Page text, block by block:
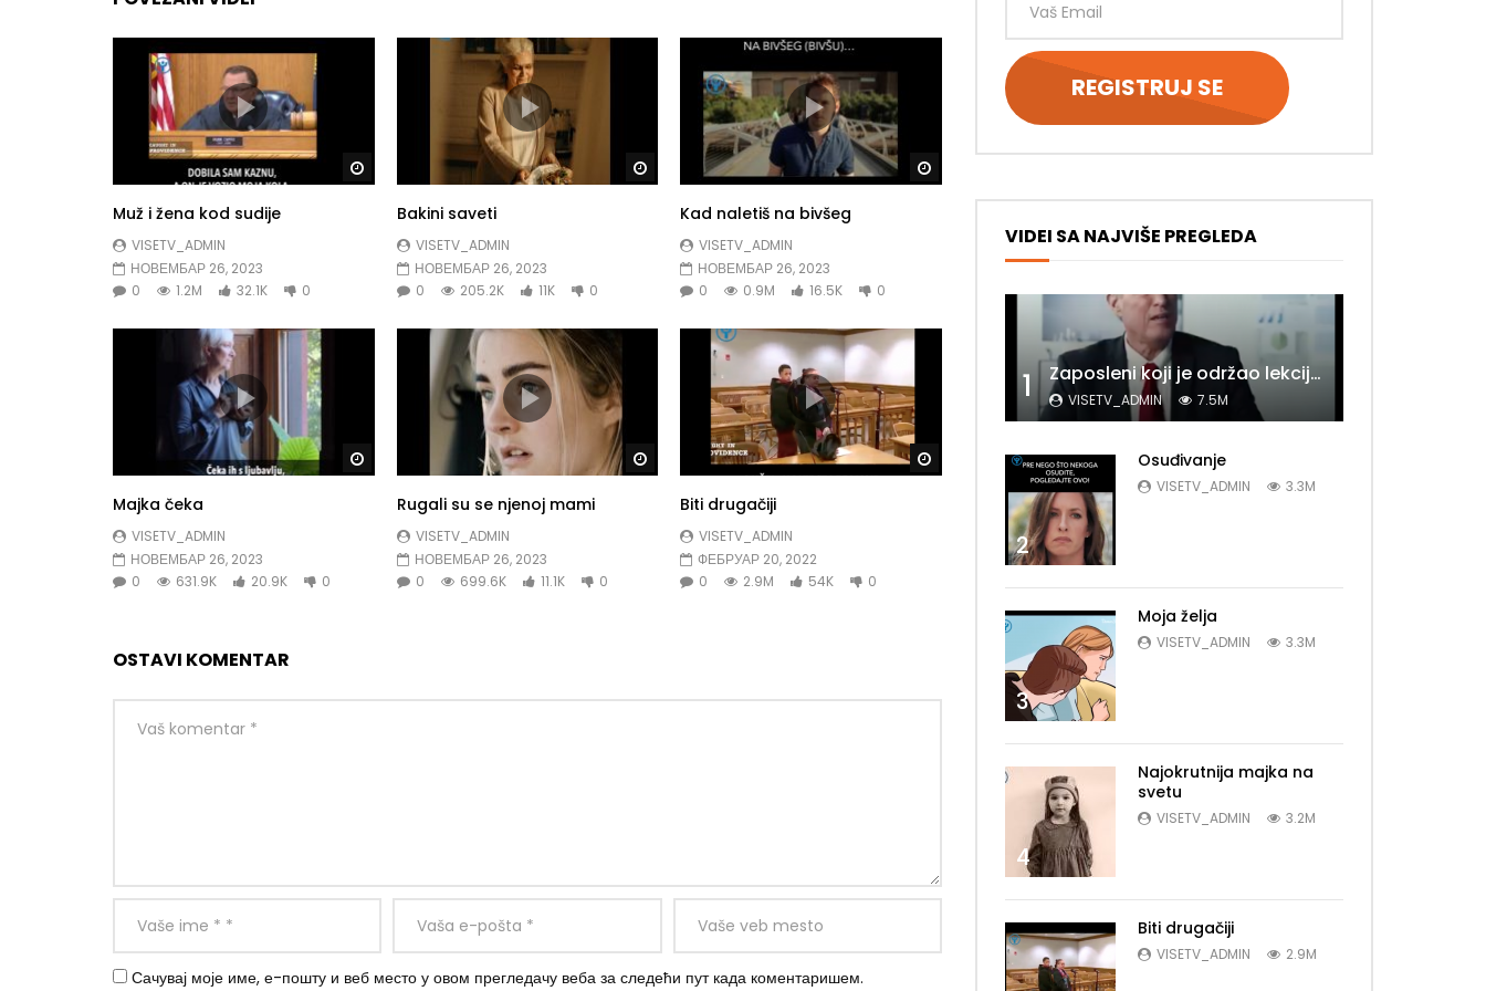
Gledaj kasnije
Muž i žena kod sudije
VISETV_ADMIN
НОВЕМБАР 26, 2023
0
1.2M 32.1K 0
Gledaj kasnije
Bakini saveti
VISETV_ADMIN
НОВЕМБАР 26, 2023
0
205.2K 11K 0
Kad naletiš na bivšeg
VISETV_ADMIN
НОВЕМБАР 26, 2023
0
0.9M 16.5K 0
Majka čeka
VISETV_ADMIN
НОВЕМБАР 26, 2023
0
631.9K 20.9K 0
Gledaj kasnije
Rugali su se njenoj mami
VISETV_ADMIN
НОВЕМБАР 26, 2023
0
699.6K 11.1K 0
Gledaj kasnije
Biti drugačiji
VISETV_ADMIN
ФЕБРУАР 20, 2022
0
2.9M 54K 0
OSTAVI KOMENTAR
Сачувај моје име, е-пошту и веб место у овом прегледачу веба за следећи пут када коментаришем.
VIDEI SA NAJVIŠE PREGLEDA
1 Zaposleni koji je održao lekciju šefu
VISETV_ADMIN 7.5M
2
Osuđivanje
VISETV_ADMIN 3.3M
3
Moja želja
VISETV_ADMIN 3.3M
4
Najokrutnija majka na
svetu
VISETV_ADMIN 3.2M
Biti drugačiji
VISETV_ADMIN 2.9M